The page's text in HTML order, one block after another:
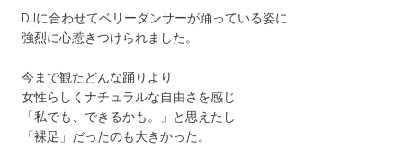
DJに合わせてベリーダンサーが踊っている姿に
強烈に心惹きつけられました。
今まで観たどんな踊りより
女性らしくナチュラルな自由さを感じ
「私でも、できるかも。」と思えたし
「裸足」だったのも大きかった。